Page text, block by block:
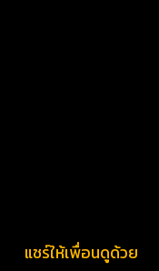
แชร์ให้เพื่อนดูด้วย